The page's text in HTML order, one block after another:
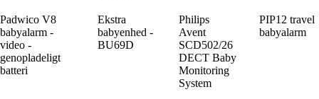
Padwico V8
babyalarm -
video -
genopladeligt
batteri
Ekstra
babyenhed -
BU69D
Philips
Avent
SCD502/26
DECT Baby
Monitoring
System
PIP12 travel
babyalarm